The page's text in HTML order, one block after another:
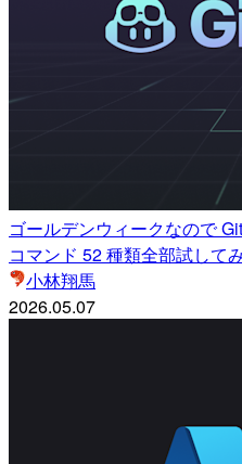
ゴールデンウィークなので
コマンド 52 種類全部試して
小林翔馬
2026.05.07